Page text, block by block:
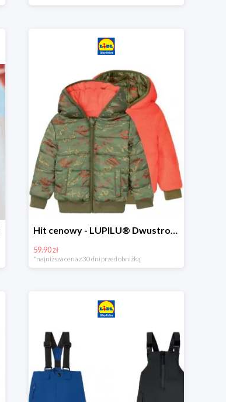
Hit cenowy - LUPILU® Dwustronna kurtka dziecięca z polarem
59.90 zł
*najniższa cena z 30 dni przed obniżką